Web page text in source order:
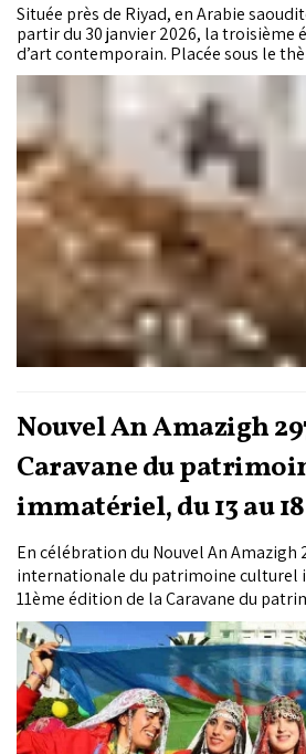
Située près de Riyad, en Arabie saoudite, Diriyah
partir du 30 janvier 2026, la troisième
d’art contemporain. Placée sous le
Transitions», la manifestation réunira
issus de 37 pays et explorera, à travers
artistiques pluridisciplinaires, les
migration et de mémoire au cœur du
contemporain.
Nouvel An Amazigh
Caravane du
immatériel, du 13 au
En célébration du Nouvel An Amazigh
internationale du patrimoine culturel
11ème édition de la Caravane du
immatériel ''Massa N'Tmazirt" qui
18 janvier.